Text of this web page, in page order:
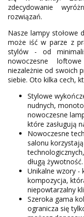
zdecydowanie
rozwiązań.
Nasze lampy stołowe
może iść w parze z
stylów - od
nowoczesne
niezależnie od swoich
siebie. Oto kilka cech,
Stylowe
nudnych,
nowoczesne
które zasługują
Nowoczesne
salonu
długą żywotność.
Unikalne wzory -
kompozycja,
niepowtarzalny
Szeroka gama
ogranicza się